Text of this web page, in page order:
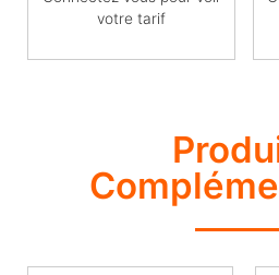
votre tarif